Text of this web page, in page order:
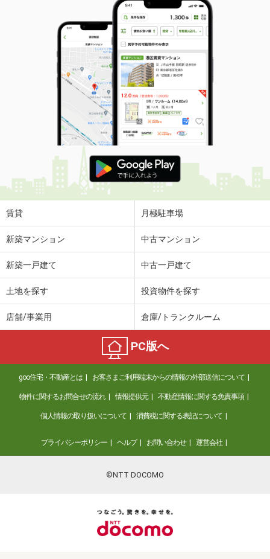
賃貸 月極駐車場
新築マンション 中古マンション
新築一戸建て 中古一戸建て
土地を探す 投資物件を探す
店舗/事業用 倉庫/トランクルーム
PC版へ
goo住宅・不動産とは お客さまご利用端末からの情報の外部送信について
物件に関するお問合せの流れ 情報提供元 不動産情報に関する免責事項
個人情報の取り扱いについて 消費税に関する表記について
プライバシーポリシー ヘルプ お問い合わせ 運営会社
©NTT DOCOMO